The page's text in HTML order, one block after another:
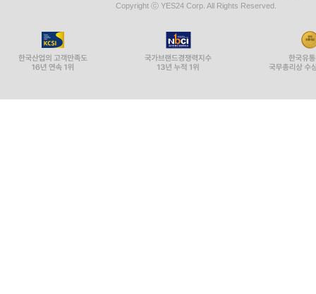
Copyright ⓒ YES24 Corp. All Rights Reserved.